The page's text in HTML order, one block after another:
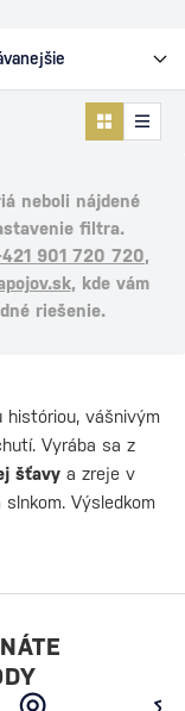
neboli nájdené
filtra.
901 720 720,
, kde vám
riešenie.
históriou, vášnivým
Vyrába sa z
šťavy a zreje v
Výsledkom